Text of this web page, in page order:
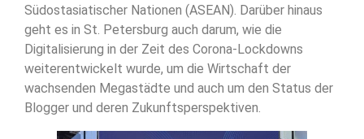
Südostasiatischer Nationen (ASEAN). Darüber hinaus
geht es in St. Petersburg auch darum, wie die
Digitalisierung in der Zeit des Corona-Lockdowns
weiterentwickelt wurde, um die Wirtschaft der
wachsenden Megastädte und auch um den Status der
Blogger und deren Zukunftsperspektiven.